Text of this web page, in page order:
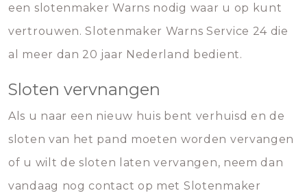
een slotenmaker Warns nodig waar u op kunt
vertrouwen. Slotenmaker Warns Service 24 die
al meer dan 20 jaar Nederland bedient.
Sloten vervnangen
Als u naar een nieuw huis bent verhuisd en de
sloten van het pand moeten worden vervangen
of u wilt de sloten laten vervangen, neem dan
vandaag nog contact op met Slotenmaker